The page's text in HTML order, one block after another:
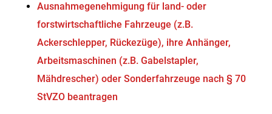
Ausnahmegenehmigung für land- oder
forstwirtschaftliche Fahrzeuge (z.B.
Ackerschlepper, Rückezüge), ihre Anhänger,
Arbeitsmaschinen (z.B. Gabelstapler,
Mähdrescher) oder Sonderfahrzeuge nach § 70
StVZO beantragen